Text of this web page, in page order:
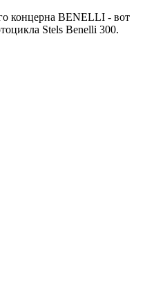
концерна BENELLI - вот
Stels Benelli 300.